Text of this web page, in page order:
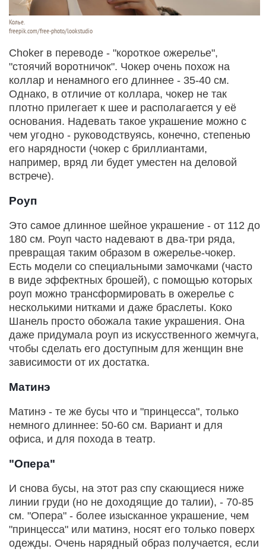
Колье.
freepik.com/free-photo/lookstudio
Choker в переводе - "короткое ожерелье",
"стоячий воротничок". Чокер очень похож на
коллар и ненамного его длиннее - 35-40 см.
Однако, в отличие от коллара, чокер не так
плотно прилегает к шее и располагается у её
основания. Надевать такое украшение можно с
чем угодно - руководствуясь, конечно, степенью
его нарядности (чокер с бриллиантами,
например, вряд ли будет уместен на деловой
встрече).
Роуп
Это самое длинное шейное украшение - от 112 до
180 см. Роуп часто надевают в два-три ряда,
превращая таким образом в ожерелье-чокер.
Есть модели со специальными замочками (часто
в виде эффектных брошей), с помощью которых
роуп можно трансформировать в ожерелье с
несколькими нитками и даже браслеты. Коко
Шанель просто обожала такие украшения. Она
даже придумала роуп из искусственного жемчуга,
чтобы сделать его доступным для женщин вне
зависимости от их достатка.
Матинэ
Матинэ - те же бусы что и "принцесса", только
немного длиннее: 50-60 см. Вариант и для
офиса, и для похода в театр.
"Опера"
И снова бусы, на этот раз спу скающиеся ниже
линии груди (но не доходящие до талии), - 70-85
см. "Опера" - более изысканное украшение, чем
"принцесса" или матинэ, носят его только поверх
одежды. Очень нарядный образ получается, если